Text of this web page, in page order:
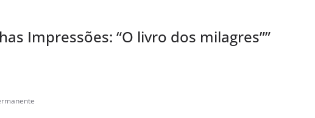
Impressões: “O livro dos milagres””